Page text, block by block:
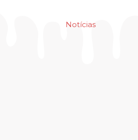
Notícias